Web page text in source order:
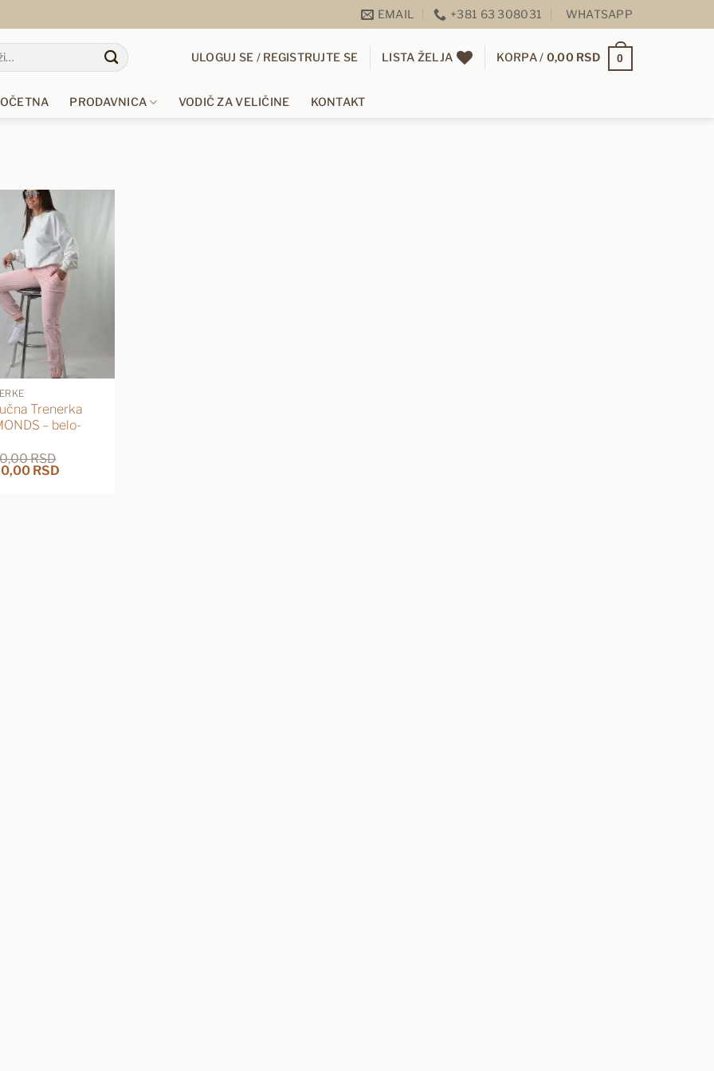
EMAIL +381 63 308031 WHATSAPP
ULOGUJ SE / REGISTRUJTE SE LISTA ŽELJA KORPA / 0,00 RSD 0
PRODAVNICA VODIČ ZA VELIČINE KONTAKT
Trenerka
– belo-
RSD
RSD